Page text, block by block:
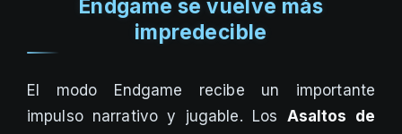
Endgame se vuelve más
impredecible
El modo Endgame recibe un importante
impulso narrativo y jugable. Los Asaltos de